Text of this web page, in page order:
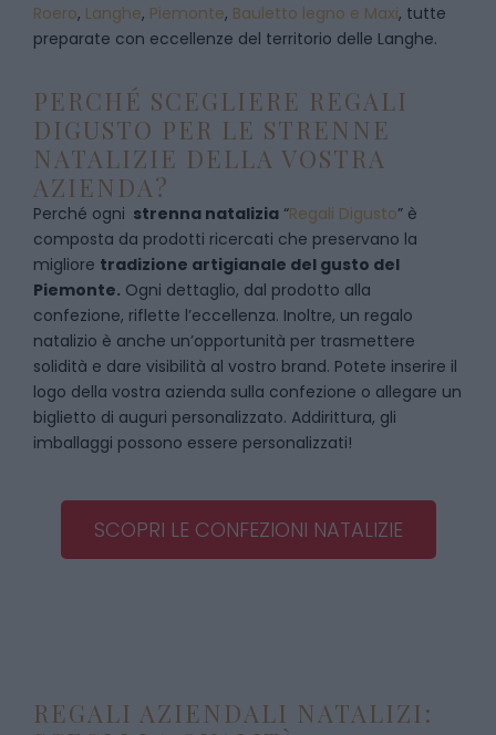
Roero, Langhe, Piemonte, Bauletto legno e Maxi, tutte
preparate con eccellenze del territorio delle Langhe.
PERCHÉ SCEGLIERE REGALI
DIGUSTO PER LE STRENNE
NATALIZIE DELLA VOSTRA
AZIENDA?
Perché ogni strenna natalizia “Regali Digusto” è
composta da prodotti ricercati che preservano la
migliore tradizione artigianale del gusto del
Piemonte. Ogni dettaglio, dal prodotto alla
confezione, riflette l’eccellenza. Inoltre, un regalo
natalizio è anche un’opportunità per trasmettere
solidità e dare visibilità al vostro brand. Potete inserire il
logo della vostra azienda sulla confezione o allegare un
biglietto di auguri personalizzato. Addirittura, gli
imballaggi possono essere personalizzati!
SCOPRI LE CONFEZIONI NATALIZIE
REGALI AZIENDALI NATALIZI: